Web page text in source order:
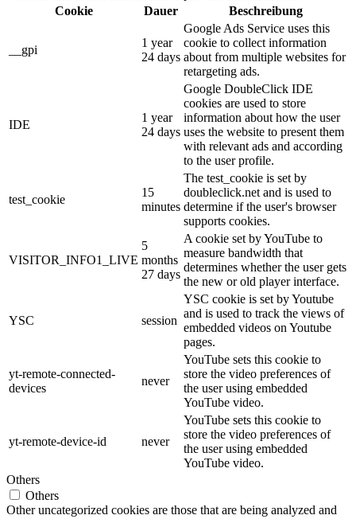
Cookie
Dauer Beschreibung
__gpi
1 year
24 days
Google Ads Service uses this
cookie to collect information
about from multiple websites for
retargeting ads.
IDE
1 year
24 days
Google DoubleClick IDE
cookies are used to store
information about how the user
uses the website to present them
with relevant ads and according
to the user profile.
test_cookie
15
minutes
The test_cookie is set by
doubleclick.net and is used to
determine if the user's browser
supports cookies.
VISITOR_INFO1_LIVE
5
months
27 days
A cookie set by YouTube to
measure bandwidth that
determines whether the user gets
the new or old player interface.
YSC session
YSC cookie is set by Youtube
and is used to track the views of
embedded videos on Youtube
pages.
yt-remote-connected-
devices
never
YouTube sets this cookie to
store the video preferences of
the user using embedded
YouTube video.
yt-remote-device-id never
YouTube sets this cookie to
store the video preferences of
the user using embedded
YouTube video.
Others
Others
Other uncategorized cookies are those that are being analyzed and